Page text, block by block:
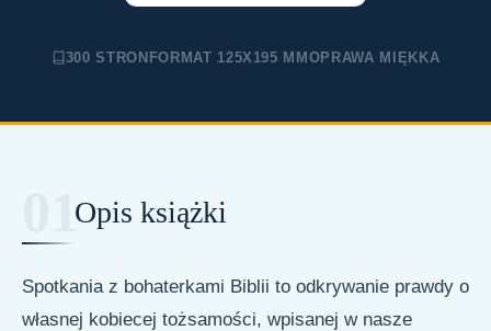
Jafa
300 STRON FORMAT 125X195 MM OPRAWA MIĘKKA
Opis książki
Spotkania z bohaterkami Biblii to odkrywanie prawdy o
własnej kobiecej tożsamości, wpisanej w nasze